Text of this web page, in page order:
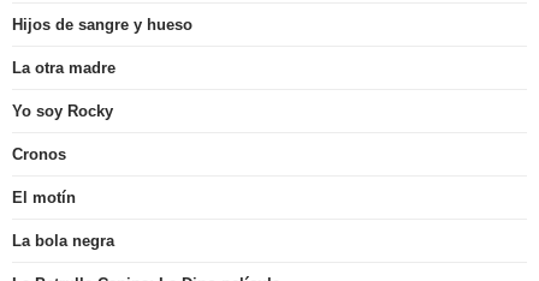
Hijos de sangre y hueso
La otra madre
Yo soy Rocky
Cronos
El motín
La bola negra